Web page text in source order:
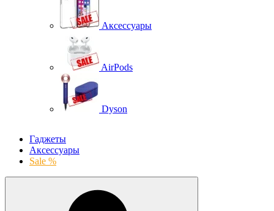
Аксессуары
AirPods
Dyson
Гаджеты
Аксессуары
Sale %